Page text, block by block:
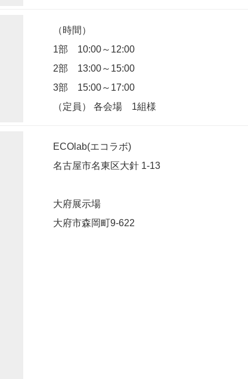
（時間）
1部 10:00～12:00
2部 13:00～15:00
3部 15:00～17:00
（定員） 各会場 1組様
ECOlab(エコラボ)
名古屋市名東区大針 1-13
大府展示場
大府市森岡町9-622